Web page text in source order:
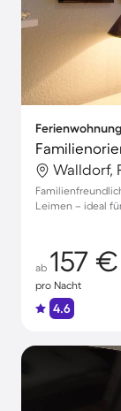
Walldorf,
Leimen – ideal
ab 157 €
pro Nacht
4.6